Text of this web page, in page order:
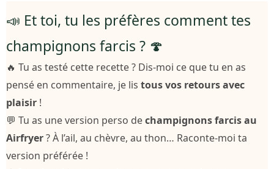
📣 Et toi, tu les préfères comment tes
champignons farcis ? 🍄
🔥 Tu as testé cette recette ? Dis-moi ce que tu en as
pensé en commentaire, je lis tous vos retours avec
plaisir !
💬 Tu as une version perso dechampignons farcis au
Airfryer? À l’ail, au chèvre, au thon… Raconte-moi ta
version préférée !